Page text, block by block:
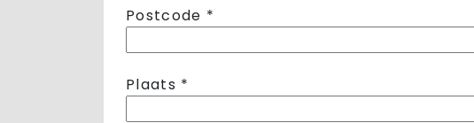
Postcode *
Plaats *